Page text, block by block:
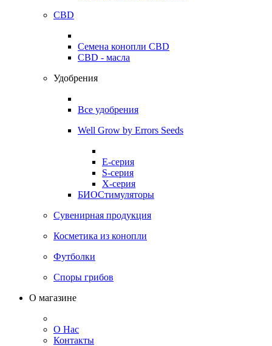
CBD
Семена конопли CBD
CBD - масла
Удобрения
Все удобрения
Well Grow by Errors Seeds
E-серия
S-серия
X-серия
БИОСтимуляторы
Сувенирная продукция
Косметика из конопли
Футболки
Споры грибов
О магазине
О Нас
Контакты